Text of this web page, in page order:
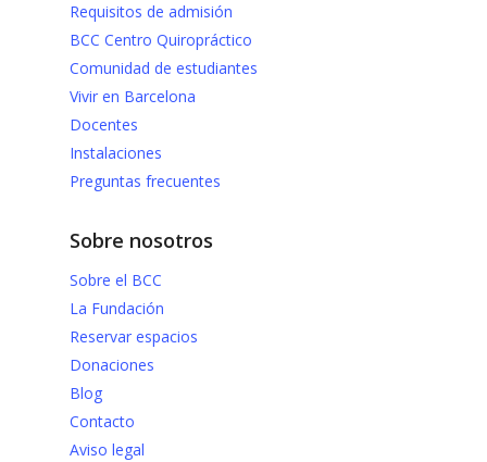
Requisitos de admisión
BCC Centro Quiropráctico
Comunidad de estudiantes
Vivir en Barcelona
Docentes
Instalaciones
Preguntas frecuentes
Sobre nosotros
Sobre el BCC
La Fundación
Reservar espacios
Donaciones
Blog
Contacto
Aviso legal